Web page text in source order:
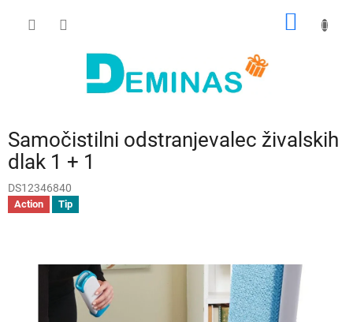
Samočistilni odstranjevalec živalskih
dlak 1 + 1
DS12346840
Action Tip